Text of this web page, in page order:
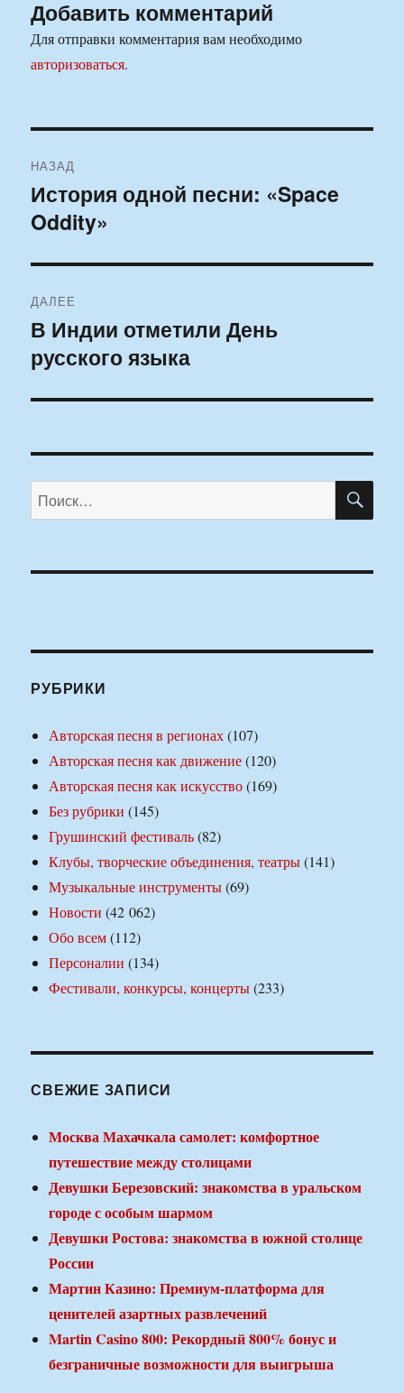
Добавить комментарий
Для отправки комментария вам необходимо
авторизоваться.
по
записям
НАЗАД
Предыдущая
запись:
История одной песни: «Space
Oddity»
ДАЛЕЕ
Следующая
запись:
В Индии отметили День
русского языка
Искать:
РУБРИКИ
Авторская песня в регионах(107)
Авторская песня как движение(120)
Авторская песня как искусство(169)
Без рубрики (145)
Грушинский фестиваль(82)
Клубы, творческие объединения, театры(141)
Музыкальные инструменты(69)
Новости (42 062)
Обо всем(112)
Персоналии (134)
Фестивали, конкурсы, концерты(233)
СВЕЖИЕ ЗАПИСИ
Москва Махачкала самолет: комфортное
путешествие между столицами
Девушки Березовский: знакомства в уральском
городе с особым шармом
Девушки Ростова: знакомства в южной столице
России
Мартин Казино: Премиум-платформа для
ценителей азартных развлечений
Martin Casino 800: Рекордный 800% бонус и
безграничные возможности для выигрыша